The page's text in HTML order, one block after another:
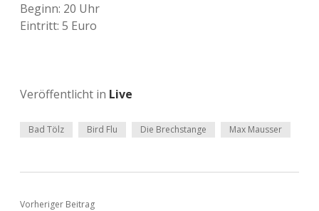
Beginn: 20 Uhr
Eintritt: 5 Euro
Veröffentlicht in Live
Bad Tölz Bird Flu Die Brechstange Max Mausser
Vorheriger Beitrag